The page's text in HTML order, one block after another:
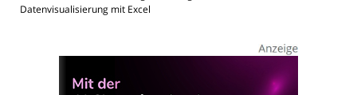
Datenvisualisierung mit Excel